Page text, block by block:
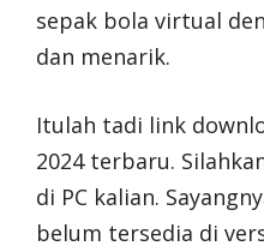
sepak bola virtual
dan menarik.
Itulah tadi link
2024 terbaru.
di PC kalian.
belum tersedia di